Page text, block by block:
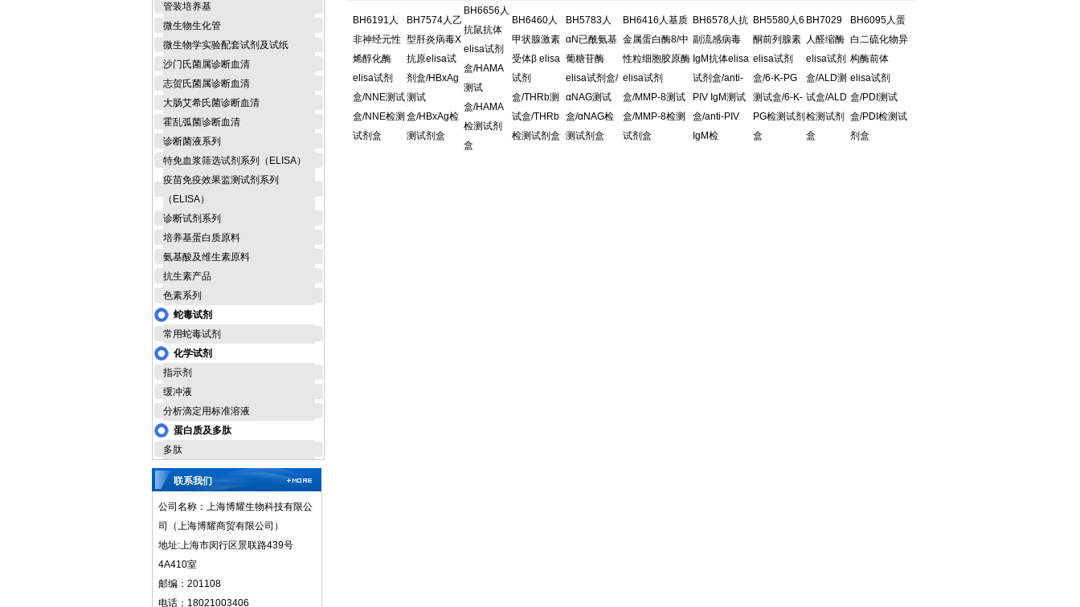
管装培养基
微生物生化管
微生物学实验配套试剂及试纸
沙门氏菌属诊断血清
志贺氏菌属诊断血清
大肠艾希氏菌诊断血清
霍乱弧菌诊断血清
诊断菌液系列
特免血浆筛选试剂系列（ELISA）
疫苗免疫效果监测试剂系列
（ELISA）
诊断试剂系列
培养基蛋白质原料
氨基酸及维生素原料
抗生素产品
色素系列
蛇毒试剂
常用蛇毒试剂
化学试剂
指示剂
缓冲液
分析滴定用标准溶液
蛋白质及多肽
多肽
联系我们
公司名称：上海博耀生物科技有限公
司（上海博耀商贸有限公司）
地址:上海市闵行区景联路439号
4A410室
邮编：201108
电话：18021003406
BH6191人
非神经元性
烯醇化酶
elisa试剂
盒/NNE测试
盒/NNE检测
试剂盒
BH7574人乙
型肝炎病毒X
抗原elisa试
剂盒/HBxAg
测试
盒/HBxAg检
测试剂盒
BH6656人
抗鼠抗体
elisa试剂
盒/HAMA
测试
盒/HAMA
检测试剂
盒
BH6460人
甲状腺激素
受体β elisa
试剂
盒/THRb测
试盒/THRb
检测试剂盒
BH5783人
αN已酰氨基
葡糖苷酶
elisa试剂盒/
αNAG测试
盒/αNAG检
测试剂盒
BH6416人基质
金属蛋白酶8/中
性粒细胞胶原酶
elisa试剂
盒/MMP-8测试
盒/MMP-8检测
试剂盒
BH6578人抗
副流感病毒
IgM抗体elisa
试剂盒/anti-
PIV IgM测试
盒/anti-PIV
IgM检
BH5580人6
酮前列腺素
elisa试剂
盒/6-K-PG
测试盒/6-K-
PG检测试剂
盒
BH7029
人醛缩酶
elisa试剂
盒/ALD测
试盒/ALD
检测试剂
盒
BH6095人蛋
白二硫化物异
构酶前体
elisa试剂
盒/PDI测试
盒/PDI检测试
剂盒